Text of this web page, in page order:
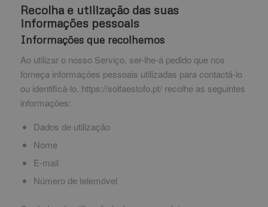
Recolha e utilização das suas
informações pessoais
Informações que recolhemos
Ao utilizar o nosso Serviço, ser-lhe-á pedido que nos
forneça informações pessoais utilizadas para contactá-lo
ou identificá-lo. https://solfaestofo.pt/ recolhe as seguintes
informações:
Dados de utilização
Nome
E-mail
Número de telemóvel